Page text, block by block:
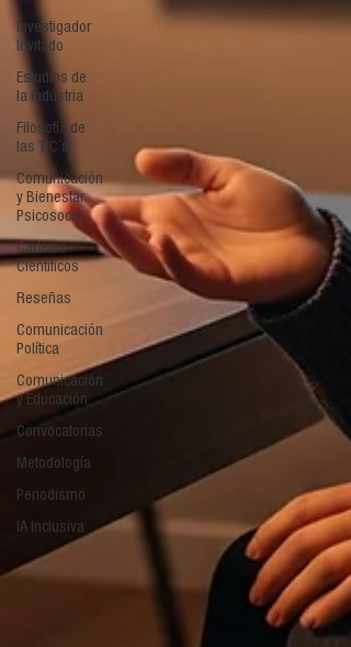
Investigador
Invitado
Estudios de
la industria
Filosofía de
las TIC´s
Comunicación
y Bienestar
Psicosocia
Carteles
Científicos
Reseñas
Comunicación
Política
Comunicación
y Educación
Convocatorias
Metodología
Periodismo
IA Inclusiva